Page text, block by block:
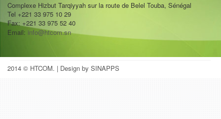
Complexe Hizbut Tarqiyyah sur la route de Belel Touba, Sénégal
Tel +221 33 975 10 29
Fax: +221 33 975 52 40
Email: info@htcom.sn
2014 © HTCOM. | Design by SINAPPS